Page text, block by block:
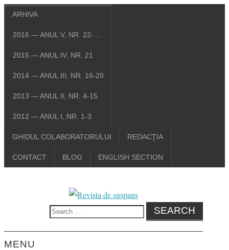
ARHIVA
2016 — ANUL V, NR. 22-…
2015 — ANUL IV, NR. 21
2014 — ANUL III, NR. 16-20
2013 — ANUL II, NR. 4-15
2012 — ANUL I, NR. 1-3
GHIDUL COLABORATORULUI REDACŢIA
CONTACT BLOG ENGLISH SECTION
Search
MENU